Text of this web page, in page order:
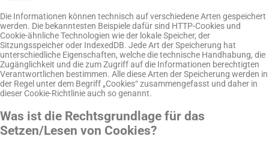
Die Informationen können technisch auf verschiedene Arten gespeichert
werden. Die bekanntesten Beispiele dafür sind HTTP-Cookies und
Cookie-ähnliche Technologien wie der lokale Speicher, der
Sitzungsspeicher oder IndexedDB. Jede Art der Speicherung hat
unterschiedliche Eigenschaften, welche die technische Handhabung, die
Zugänglichkeit und die zum Zugriff auf die Informationen berechtigten
Verantwortlichen bestimmen. Alle diese Arten der Speicherung werden in
der Regel unter dem Begriff „Cookies“ zusammengefasst und daher in
dieser Cookie-Richtlinie auch so genannt.
Was ist die Rechtsgrundlage für das
Setzen/Lesen von Cookies?